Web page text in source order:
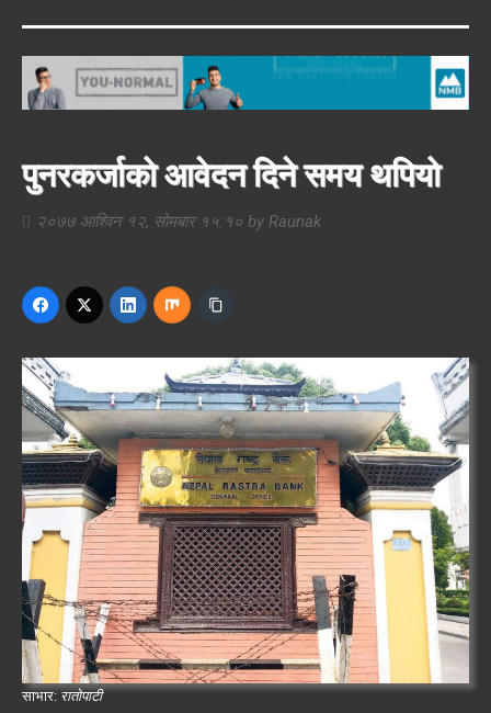
पुनरकर्जाको आवेदन दिने समय थपियो
२०७७ आश्विन १२, सोमबार १५:१० by Raunak
साभार: रातोपाटी